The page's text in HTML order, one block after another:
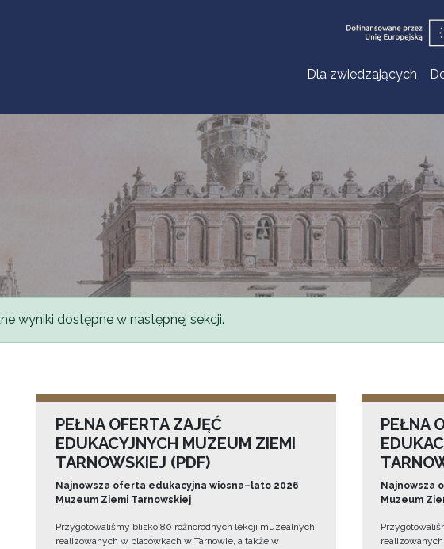
Dla zwiedzających
wyniki dostępne w następnej sekcji.
PEŁNA OFERTA ZAJĘĆ
EDUKACYJNYCH MUZEUM ZIEMI
TARNOWSKIEJ (PDF)
Najnowsza oferta edukacyjna wiosna–lato 2026
Muzeum Ziemi Tarnowskiej
Przygotowaliśmy blisko 80 różnorodnych lekcji muzealnych
realizowanych w placówkach w Tarnowie, a także w
PEŁNA
Najnowsza
Muzeum